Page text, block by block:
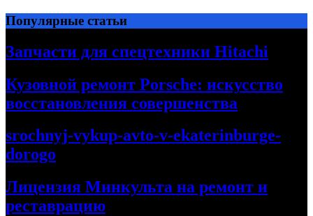
Перейти
к
содержимому
Популярные статьи
Запчасти для спецтехники Hitachi
Кузовной ремонт Porsche: искусство
восстановления совершенства
srochnyj-vykup-avto-v-ekaterinburge-
dorogo
Лицензия Минкульта на ремонт и
реставрацию